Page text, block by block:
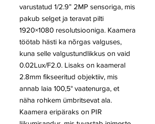
varustatud 1/2.9” 2MP sensoriga, mis
pakub selget ja teravat pilti
1920×1080 resolutsiooniga. Kaamera
töötab hästi ka nõrgas valguses,
kuna selle valgustundlikkus on vaid
0.02Lux/F2.0. Lisaks on kaameral
2.8mm fikseeritud objektiiv, mis
annab laia 100,5° vaatenurga, et
näha rohkem ümbritsevat ala.
Kaamera eripäraks on PIR